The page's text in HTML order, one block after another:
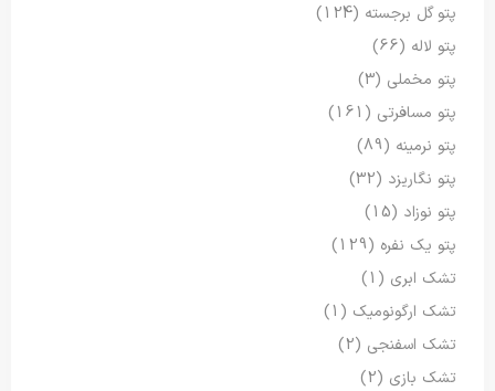
پتو گل برجسته (124)
پتو لاله (66)
پتو مخملی (3)
پتو مسافرتی (161)
پتو نرمینه (89)
پتو نگاریزد (32)
پتو نوزاد (15)
پتو یک نفره (129)
تشک ابری (1)
تشک ارگونومیک (1)
تشک اسفنجی (2)
تشک بازی (2)